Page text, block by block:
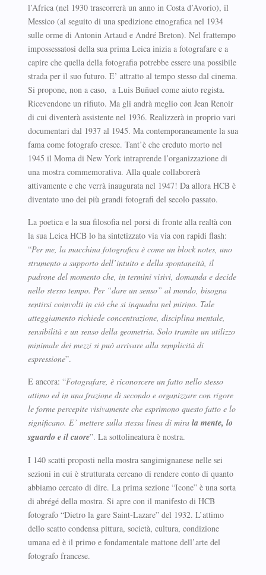
l’Africa (nel 1930 trascorrerà un anno in Costa d’Avorio), il
Messico (al seguito di una spedizione etnografica nel 1934
sulle orme di Antonin Artaud e André Breton). Nel frattempo
impossessatosi della sua prima Leica inizia a fotografare e a
capire che quella della fotografia potrebbe essere una possibile
strada per il suo futuro. E’ attratto al tempo stesso dal cinema.
Si propone, non a caso, a Luis Buñuel come aiuto regista.
Ricevendone un rifiuto. Ma gli andrà meglio con Jean Renoir
di cui diventerà assistente nel 1936. Realizzerà in proprio vari
documentari dal 1937 al 1945. Ma contemporaneamente la sua
fama come fotografo cresce. Tant’è che creduto morto nel
1945 il Moma di New York intraprende l’organizzazione di
una mostra commemorativa. Alla quale collaborerà
attivamente e che verrà inaugurata nel 1947! Da allora HCB è
diventato uno dei più grandi fotografi del secolo passato.
La poetica e la sua filosofia nel porsi di fronte alla realtà con
la sua Leica HCB lo ha sintetizzato via via con rapidi flash:
“Per me, la macchina fotografica è come un block notes, uno
strumento a supporto dell’intuito e della spontaneità, il
padrone del momento che, in termini visivi, domanda e decide
nello stesso tempo. Per “dare un senso” al mondo, bisogna
sentirsi coinvolti in ciò che si inquadra nel mirino. Tale
atteggiamento richiede concentrazione, disciplina mentale,
sensibilità e un senso della geometria. Solo tramite un utilizzo
minimale dei mezzi si può arrivare alla semplicità di
espressione”.
E ancora: “Fotografare, è riconoscere un fatto nello stesso
attimo ed in una frazione di secondo e organizzare con rigore
le forme percepite visivamente che esprimono questo fatto e lo
significano. E’ mettere sulla stessa linea di mira la mente, lo
sguardo e il cuore”. La sottolineatura è nostra.
I 140 scatti proposti nella mostra sangimignanese nelle sei
sezioni in cui è strutturata cercano di rendere conto di quanto
abbiamo cercato di dire. La prima sezione “Icone” è una sorta
di abrégé della mostra. Si apre con il manifesto di HCB
fotografo “Dietro la gare Saint-Lazare” del 1932. L’attimo
dello scatto condensa pittura, società, cultura, condizione
umana ed è il primo e fondamentale mattone dell’arte del
fotografo francese.